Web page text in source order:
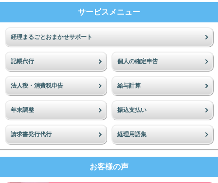
サービスメニュー
経理まるごとおまかせサポート
記帳代行 個人の確定申告
法人税・消費税申告 給与計算
年末調整 振込支払い
請求書発行代行 経理用語集
お客様の声